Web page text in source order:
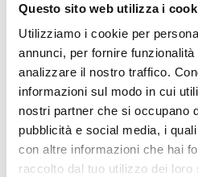
Questo sito web utilizza i
Utilizziamo i cookie per
annunci, per fornire
analizzare il nostro traffico.
informazioni sul modo in cui
nostri partner che si occupano
pubblicità e social media, i
con altre informazioni che hai
raccolto dal tuo utilizzo dei loro
- 39021 Laces
Organizzatore
39021
info@gemeinde.latsch.bz.it
www.gemeinde.latsch.bz.it
Tel.+39 0473 623113